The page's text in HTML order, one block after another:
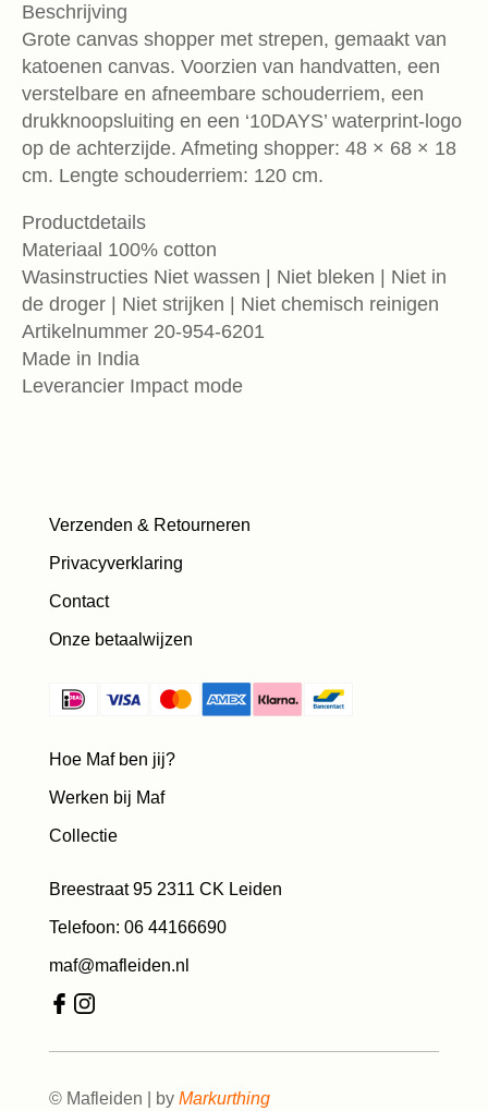
Beschrijving
Grote canvas shopper met strepen, gemaakt van
katoenen canvas. Voorzien van handvatten, een
verstelbare en afneembare schouderriem, een
drukknoopsluiting en een ‘10DAYS’ waterprint-logo
op de achterzijde. Afmeting shopper: 48 × 68 × 18
cm. Lengte schouderriem: 120 cm.
Productdetails
Materiaal 100% cotton
Wasinstructies Niet wassen | Niet bleken | Niet in
de droger | Niet strijken | Niet chemisch reinigen
Artikelnummer 20-954-6201
Made in India
Leverancier Impact mode
Verzenden & Retourneren
Privacyverklaring
Contact
Onze betaalwijzen
Hoe Maf ben jij?
Werken bij Maf
Collectie
Breestraat 95 2311 CK Leiden
Telefoon: 06 44166690
maf@mafleiden.nl
© Mafleiden | by Markurthing